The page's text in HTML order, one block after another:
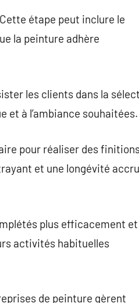
étape peut inclure le
la peinture adhère
les clients dans la
et à l’ambiance souhaitées.
pour réaliser des
et une longévité
plus efficacement
activités habituelles
de peinture gèrent